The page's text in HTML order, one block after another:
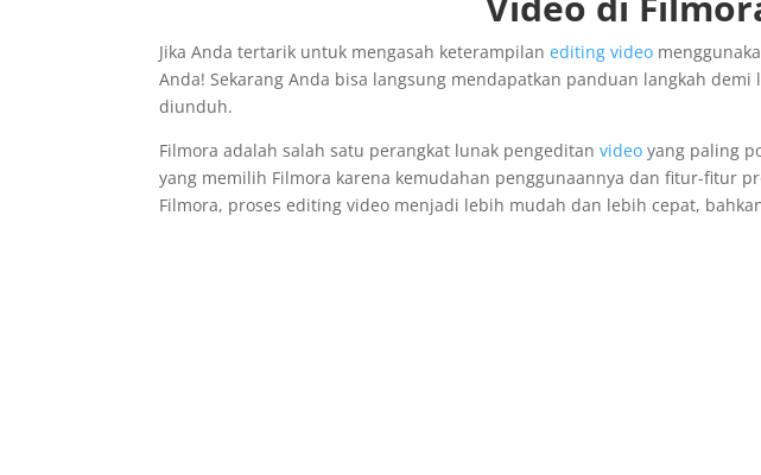
Jika Anda tertarik untuk mengasah keterampilanediting video
Anda! Sekarang Anda bisa langsung mendapatkan panduan langkah
diunduh.
Filmora adalah salah satu perangkat lunak pengeditanvideo yang paling
yang memilih Filmora karena kemudahan penggunaannya dan fitur-fitur
Filmora, proses editing video menjadi lebih mudah dan lebih cepat,